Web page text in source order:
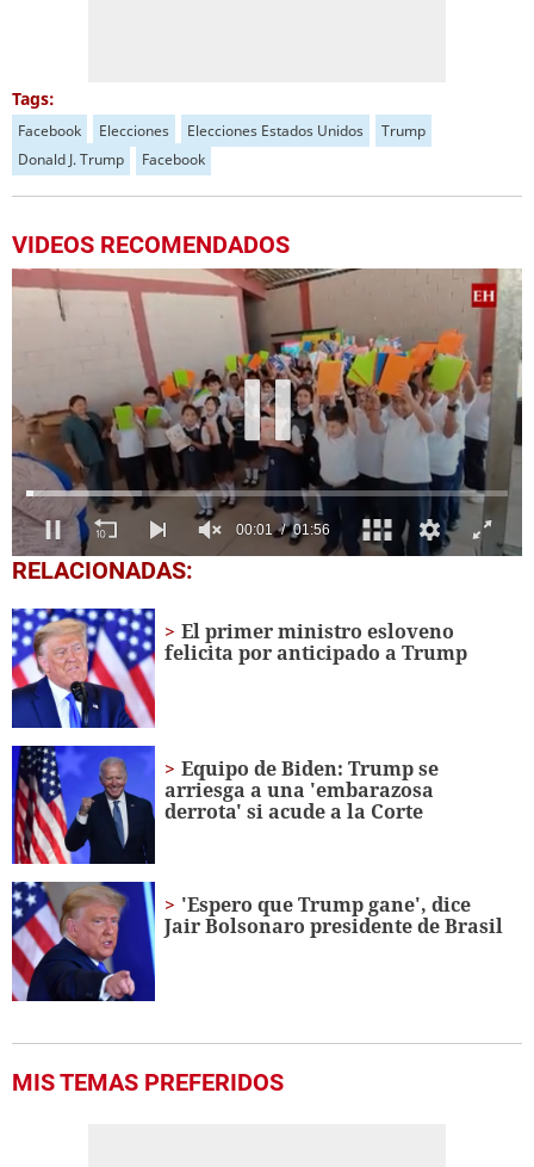
Tags:
Facebook Elecciones Elecciones Estados Unidos
Trump
Donald J. Trump
Facebook
VIDEOS RECOMENDADOS
0
seconds
1
minute,
56
seconds
RELACIONADAS:
El primer ministro esloveno
felicita por anticipado a Trump
Equipo de Biden: Trump se
arriesga a una 'embarazosa
derrota' si acude a la Corte
'Espero que Trump gane', dice
Jair Bolsonaro presidente de Brasil
MIS TEMAS PREFERIDOS